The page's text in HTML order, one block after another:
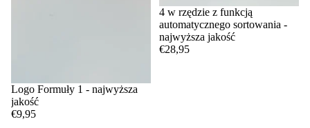
Logo Formuły 1 - najwyższa
jakość
€9,95
4 w rzędzie z funkcją
automatycznego sortowania -
najwyższa jakość
€28,95